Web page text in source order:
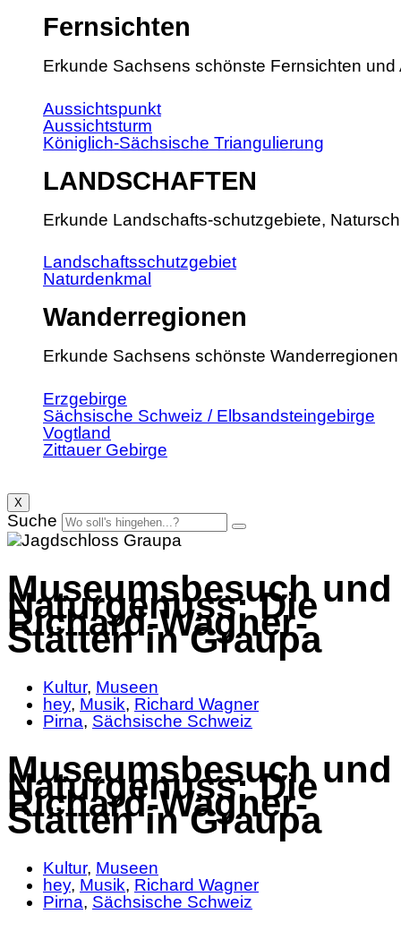
Fernsichten
Erkunde Sachsens schönste Fernsichten und
Aussichtspunkt
Aussichtsturm
Königlich-Sächsische Triangulierung
LANDSCHAFTEN
Erkunde Landschafts-schutzgebiete,
Landschaftsschutzgebiet
Naturdenkmal
Wanderregionen
Erkunde Sachsens schönste Wanderregionen
Erzgebirge
Sächsische Schweiz / Elbsandsteingebirge
Vogtland
Zittauer Gebirge
X
Suche
Museumsbesuch und
Naturgenuss: Die
Richard-Wagner-
Stätten in Graupa
Kultur, Museen
hey, Musik, Richard Wagner
Pirna, Sächsische Schweiz
Museumsbesuch und
Naturgenuss: Die
Richard-Wagner-
Stätten in Graupa
Kultur, Museen
hey, Musik, Richard Wagner
Pirna, Sächsische Schweiz